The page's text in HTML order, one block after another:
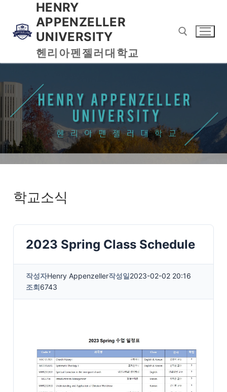
HENRY
APPENZELLER
UNIVERSITY
헨리아펜젤러대학교
학교소식
2023 Spring Class Schedule
작성자Henry Appenzeller작성일2023-02-02 20:16
조회6743